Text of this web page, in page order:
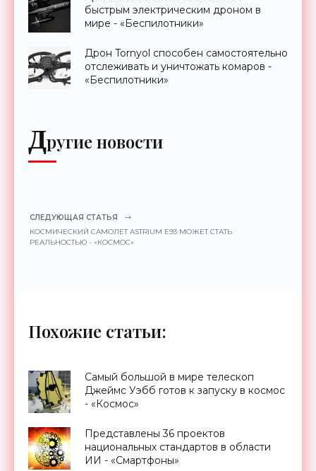
быстрым электрическим дроном в
мире - «Беспилотники»
Дрон Tornyol способен самостоятельно
отслеживать и уничтожать комаров -
«Беспилотники»
Другие новости
СЛЕДУЮЩАЯ СТАТЬЯ
КОСМИЧЕСКИЙ САМОЛЕТ ASTRIUM E93 МОЖЕТ СТАТЬ
РЕАЛЬНОСТЬЮ - «КОСМОС»
Похожие статьи:
Самый большой в мире телескоп
Джеймс Уэбб готов к запуску в космос
- «Космос»
Представлены 36 проектов
национальных стандартов в области
ИИ - «Смартфоны»